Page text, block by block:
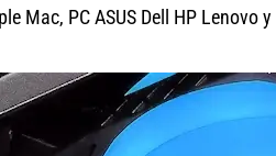
Mac, PC ASUS Dell HP Lenovo y